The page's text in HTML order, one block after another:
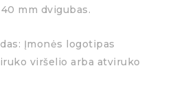
mm dvigubas.
Įmonės logotipas
viršelio arba atviruko